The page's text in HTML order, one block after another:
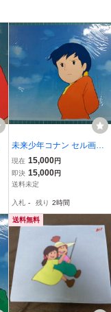
未来少年コナン セル画そ
の2 ラナ 手描き 原画 背景
カラーコピー 棚Bh-1ai
現在 15,000円
即決 15,000円
送料未定
入札 - 残り 2時間
送料無料